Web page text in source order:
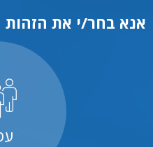
אנא בחר/י את הזהות